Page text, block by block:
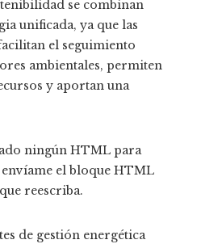
se combinan
unificada, ya que las
el seguimiento
ambientales, permiten
y aportan una
ningún HTML para
el bloque HTML
reescriba.
de gestión energética